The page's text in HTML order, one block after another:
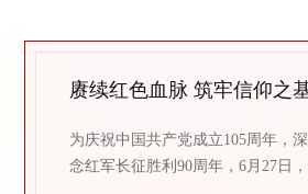
为庆祝中国共产党成立105周年，
念红军长征胜利90周年，6月27日